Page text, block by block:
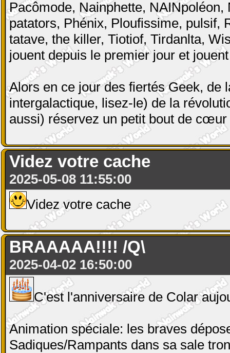
Pacômode, Nainphette,
patators, Phénix, Ploufissime, pulsif,
tatave, the killer, Tiotiof, Tirdanlta,
jouent depuis le premier jour et
Alors en ce jour des fiertés Geek, de
intergalactique, lisez-le) de la
aussi) réservez un petit bout de
Videz votre cache
2025-05-08 11:55:00
Videz votre cache
BRAAAAA!!!! /Q\
2025-04-02 16:50:00
C'est l'anniversaire de Colar
Animation spéciale: les braves
Sadiques/Rampants dans sa sale